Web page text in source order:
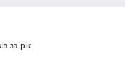
за рік